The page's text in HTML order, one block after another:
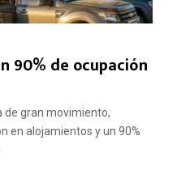
90% de ocupación
de gran movimiento,
en alojamientos y un 90%